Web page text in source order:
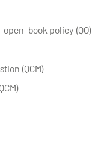
book policy (QO)
(QCM)